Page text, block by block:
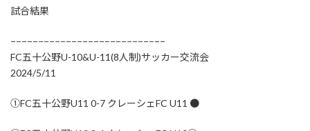
試合結果
−−−−−−−−−−−−−−−−−−−−−−−−−−−−
FC五十公野U-10&U-11(8人制)サッカー交流会
2024/5/11
①FC五十公野U11 0-7 クレーシェFC U11 ●